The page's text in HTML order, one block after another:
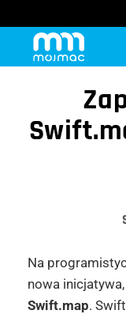
Na
nowa
Swift.map.